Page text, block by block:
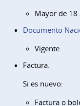
Mayor de 18
Documento
Vigente.
Factura.
Si es nuevo:
Factura o